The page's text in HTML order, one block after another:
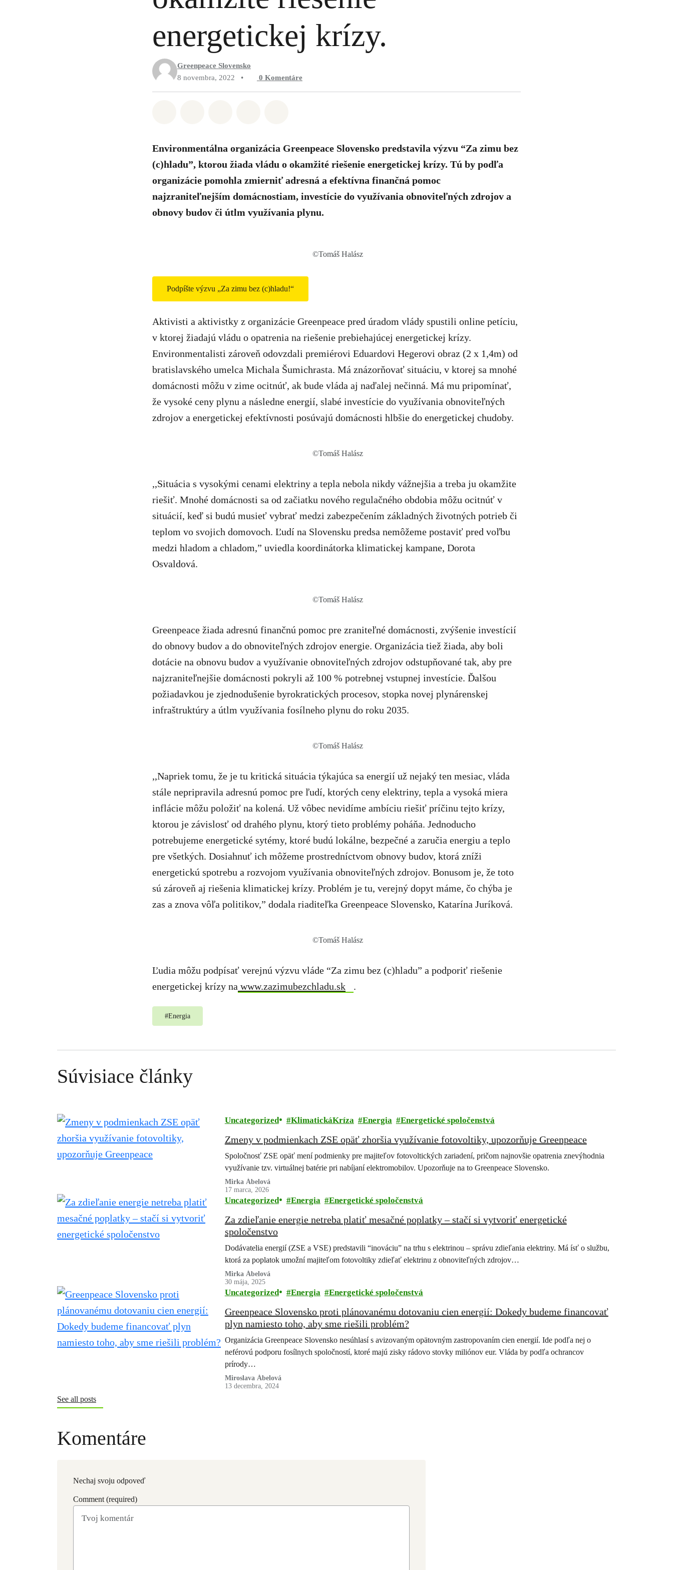
energetickej krízy.
Greenpeace Slovensko
8 novembra, 2022
• 0 Komentáre
Environmentálna organizácia Greenpeace Slovensko predstavila výzvu “Za zimu bez
(c)hladu”, ktorou žiada vládu o okamžité riešenie energetickej krízy. Tú by podľa
organizácie pomohla zmierniť adresná a efektívna finančná pomoc
najzraniteľnejším domácnostiam, investície do využívania obnoviteľných zdrojov a
obnovy budov či útlm využívania plynu.
©Tomáš Halász
Podpíšte výzvu „Za zimu bez (c)hladu!“
Aktivisti a aktivistky z organizácie Greenpeace pred úradom vlády spustili online petíciu,
v ktorej žiadajú vládu o opatrenia na riešenie prebiehajúcej energetickej krízy.
Environmentalisti zároveň odovzdali premiérovi Eduardovi Hegerovi obraz (2 x 1,4m) od
bratislavského umelca Michala Šumichrasta. Má znázorňovať situáciu, v ktorej sa mnohé
domácnosti môžu v zime ocitnúť, ak bude vláda aj naďalej nečinná. Má mu pripomínať,
že vysoké ceny plynu a následne energií, slabé investície do využívania obnoviteľných
zdrojov a energetickej efektívnosti posúvajú domácnosti hlbšie do energetickej chudoby.
©Tomáš Halász
,,Situácia s vysokými cenami elektriny a tepla nebola nikdy vážnejšia a treba ju okamžite
riešiť. Mnohé domácnosti sa od začiatku nového regulačného obdobia môžu ocitnúť v
situácií, keď si budú musieť vybrať medzi zabezpečením základných životných potrieb či
teplom vo svojich domovoch. Ľudí na Slovensku predsa nemôžeme postaviť pred voľbu
medzi hladom a chladom,” uviedla koordinátorka klimatickej kampane, Dorota
Osvaldová.
©Tomáš Halász
Greenpeace žiada adresnú finančnú pomoc pre zraniteľné domácnosti, zvýšenie investícií
do obnovy budov a do obnoviteľných zdrojov energie. Organizácia tiež žiada, aby boli
dotácie na obnovu budov a využívanie obnoviteľných zdrojov odstupňované tak, aby pre
najzraniteľnejšie domácnosti pokryli až 100 % potrebnej vstupnej investície. Ďalšou
požiadavkou je zjednodušenie byrokratických procesov, stopka novej plynárenskej
infraštruktúry a útlm využívania fosílneho plynu do roku 2035.
©Tomáš Halász
,,Napriek tomu, že je tu kritická situácia týkajúca sa energií už nejaký ten mesiac, vláda
stále nepripravila adresnú pomoc pre ľudí, ktorých ceny elektriny, tepla a vysoká miera
inflácie môžu položiť na kolená. Už vôbec nevidíme ambíciu riešiť príčinu tejto krízy,
ktorou je závislosť od drahého plynu, ktorý tieto problémy poháňa. Jednoducho
potrebujeme energetické sytémy, ktoré budú lokálne, bezpečné a zaručia energiu a teplo
pre všetkých. Dosiahnuť ich môžeme prostredníctvom obnovy budov, ktorá zníži
energetickú spotrebu a rozvojom využívania obnoviteľných zdrojov. Bonusom je, že toto
sú zároveň aj riešenia klimatickej krízy. Problém je tu, verejný dopyt máme, čo chýba je
zas a znova vôľa politikov,” dodala riaditeľka Greenpeace Slovensko, Katarína Juríková.
©Tomáš Halász
Ľudia môžu podpísať verejnú výzvu vláde “Za zimu bez (c)hladu” a podporiť riešenie
energetickej krízy na www.zazimubezchladu.sk .
#Energia
Súvisiace články
Uncategorized KlimatickáKríza Energia Energetické spoločenstvá
Zmeny v podmienkach ZSE opäť zhoršia využívanie fotovoltiky, upozorňuje Greenpeace
Spoločnosť ZSE opäť mení podmienky pre majiteľov fotovoltických zariadení, pričom najnovšie opatrenia znevýhodnia
využívanie tzv. virtuálnej batérie pri nabíjaní elektromobilov. Upozorňuje na to Greenpeace Slovensko.
Mirka Ábelová
17 marca, 2026
Uncategorized Energia Energetické spoločenstvá
Za zdieľanie energie netreba platiť mesačné poplatky – stačí si vytvoriť energetické
spoločenstvo
Dodávatelia energií (ZSE a VSE) predstavili “inováciu” na trhu s elektrinou – správu zdieľania elektriny. Má ísť o službu,
ktorá za poplatok umožní majiteľom fotovoltiky zdieľať elektrinu z obnoviteľných zdrojov…
Mirka Ábelová
30 mája, 2025
Uncategorized Energia Energetické spoločenstvá
Greenpeace Slovensko proti plánovanému dotovaniu cien energií: Dokedy budeme financovať
plyn namiesto toho, aby sme riešili problém?
Organizácia Greenpeace Slovensko nesúhlasí s avizovaným opätovným zastropovaním cien energií. Ide podľa nej o
neférovú podporu fosílnych spoločností, ktoré majú zisky rádovo stovky miliónov eur. Vláda by podľa ochrancov
prírody…
Miroslava Ábelová
13 decembra, 2024
See all posts
Komentáre
Nechaj svoju odpoveď
Comment (required)